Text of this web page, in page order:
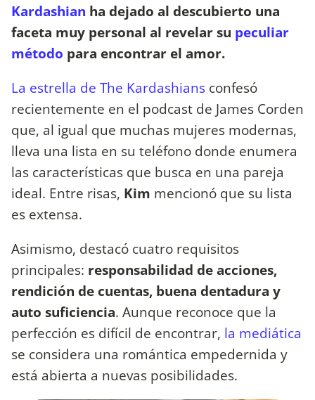
Kardashian ha dejado al descubierto una
faceta muy personal al revelar su peculiar
método para encontrar el amor.
La estrella de The Kardashians confesó
recientemente en el podcast de James Corden
que, al igual que muchas mujeres modernas,
lleva una lista en su teléfono donde enumera
las características que busca en una pareja
ideal. Entre risas, Kim mencionó que su lista
es extensa.
Asimismo, destacó cuatro requisitos
principales: responsabilidad de acciones,
rendición de cuentas, buena dentadura y
auto suficiencia. Aunque reconoce que la
perfección es difícil de encontrar, la mediática
se considera una romántica empedernida y
está abierta a nuevas posibilidades.